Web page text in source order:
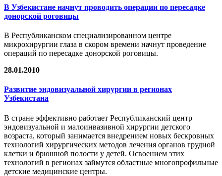
В Узбекистане начнут проводить операции по пересадке
донорской роговицы
В Республиканском специализированном центре
микрохирургии глаза в скором времени начнут проведение
операций по пересадке донорской роговицы.
28.01.2010
Развитие эндовизуальной хирургии в регионах
Узбекистана
В стране эффективно работает Республиканский центр
эндовизуальной и малоинвазивной хирургии детского
возраста, который занимается внедрением новых бескровных
технологий хирургических методов лечения органов грудной
клетки и брюшной полости у детей. Освоением этих
технологий в регионах займутся областные многопрофильные
детские медицинские центры.